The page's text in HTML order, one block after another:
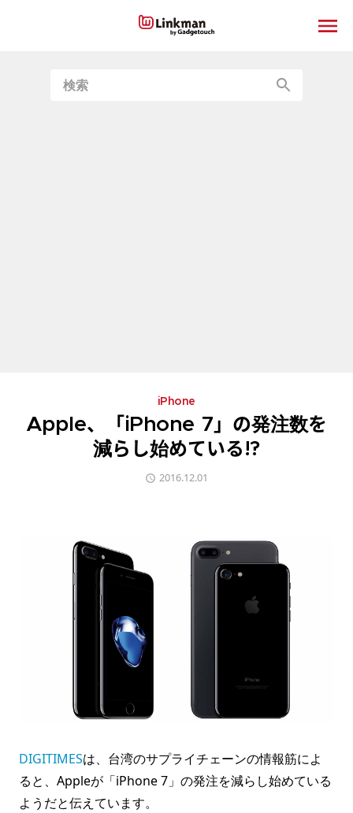
iPhone
Apple、「iPhone 7」の発注数を
減らし始めている!?
2016.12.01
DIGITIMESは、台湾のサプライチェーンの情報筋によ
ると、Appleが「iPhone 7」の発注を減らし始めている
ようだと伝えています。